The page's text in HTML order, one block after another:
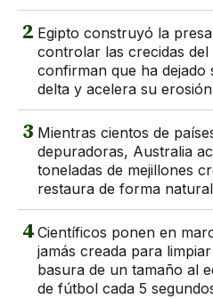
2 Egipto construyó la
controlar las crecidas
confirman que ha dejado
delta y acelera su erosión
3 Mientras cientos de
depuradoras, Australia
toneladas de mejillones
restaura de forma
4 Científicos ponen en
jamás creada para
basura de un tamaño al
de fútbol cada 5